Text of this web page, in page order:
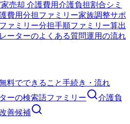
売却 介護費用介護負担割合シミ
費用分担ファミリー家族調整サポ
ァミリー分担手順ファミリー算出
ーターのよくある質問運用の流れ
料でできること手続き・流れ
ーの検索語ファミリー
介護負
善候補